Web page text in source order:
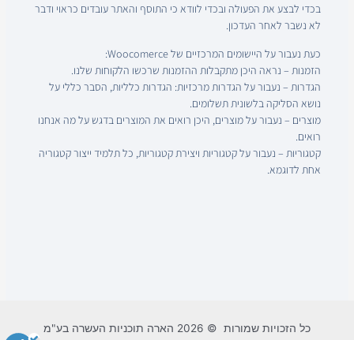
בכדי לבצע את הפעולה ובכדי לוודא כי התוסף והאתר עובדים כראוי ודבר
לא נשבר לאחר העדכון.
כעת נעבור על היישומים המרכזיים של Woocomerce:
הזמנות – נראה היכן מתקבלות ההזמנות שרכשו הלקוחות שלנו.
הגדרות – נעבור על הגדרות מרכזיות: הגדרות כלליות, הסבר כללי על
נושא הסליקה בלשונית תשלומים.
מוצרים – נעבור על מוצרים, היכן רואים את המוצרים בדגש על מה אנחנו
רואים.
קטגוריות – נעבור על קטגוריות ויצירת קטגוריות, כל תלמיד ייצור קטגוריה
אחת לדוגמא.
כל הזכויות שמורות © 2026 הארה תוכניות העשרה בע"מ